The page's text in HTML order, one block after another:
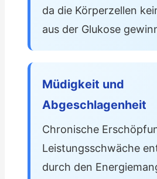
da die Körperzellen
aus der Glukose
Müdigkeit und
Abgeschlagenheit
Chronische
Leistungsschwäche
durch den